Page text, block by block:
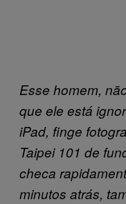
Esse homem,
que ele está
iPad, finge
Taipei 101 de
checa
minutos atrás,